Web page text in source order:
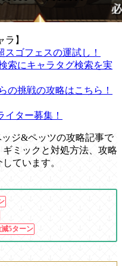
】
スゴフェスの運試し！
索にキャラタグ検索を実
の挑戦の攻略はこちら！
ター募集！
ッジ&ペッツの攻略記事で
ミックと対処方法、攻略
ています。
5ターン